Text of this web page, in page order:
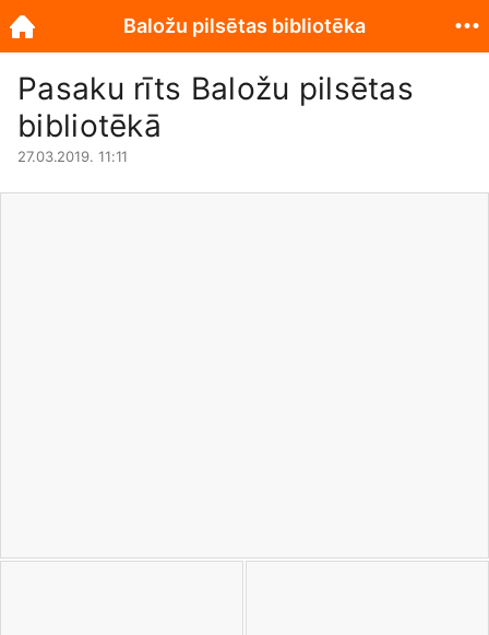
Pasaku rīts Baložu pilsētas
bibliotēkā
27.03.2019. 11:11
Baložu pilsētas bibliotēka